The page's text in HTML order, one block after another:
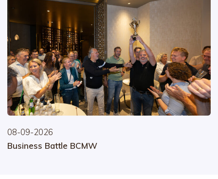
08-09-2026
Business Battle BCMW